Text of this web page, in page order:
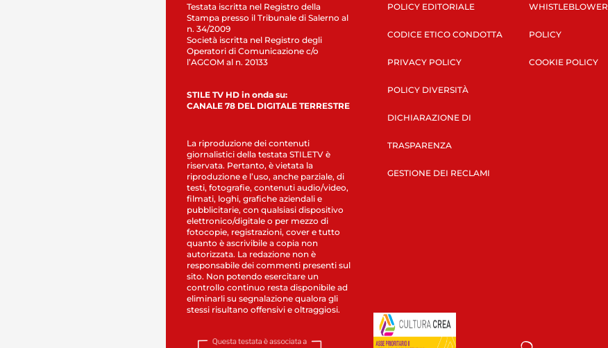
Testata iscritta nel Registro della
Stampa presso il Tribunale di Salerno al
n. 34/2009
Società iscritta nel Registro degli
Operatori di Comunicazione c/o
l’AGCOM al n. 20133
STILE TV HD in onda su:
CANALE 78 DEL DIGITALE TERRESTRE
La riproduzione dei contenuti
giornalistici della testata STILETV è
riservata. Pertanto, è vietata la
riproduzione e l’uso, anche parziale, di
testi, fotografie, contenuti audio/video,
filmati, loghi, grafiche aziendali e
pubblicitarie, con qualsiasi dispositivo
elettronico/digitale o per mezzo di
fotocopie, registrazioni, cover e tutto
quanto è ascrivibile a copia non
autorizzata. La redazione non è
responsabile dei commenti presenti sul
sito. Non potendo esercitare un
controllo continuo resta disponibile ad
eliminarli su segnalazione qualora gli
stessi risultano offensivi e oltraggiosi.
POLICY EDITORIALE
CODICE ETICO CONDOTTA
PRIVACY POLICY
POLICY DIVERSITÀ
DICHIARAZIONE DI
TRASPARENZA
GESTIONE DEI RECLAMI
WHISTLEBLOWER
POLICY
COOKIE POLICY